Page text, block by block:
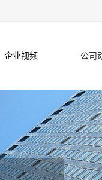
企业视频 公司